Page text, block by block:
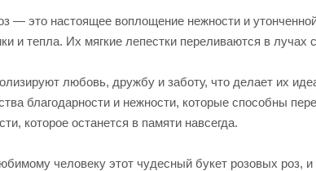
— это настоящее воплощение нежности и
и тепла. Их мягкие лепестки переливаются в
любовь, дружбу и заботу, что делает их
благодарности и нежности, которые способны
которое останется в памяти навсегда.
человеку этот чудесный букет розовых роз,